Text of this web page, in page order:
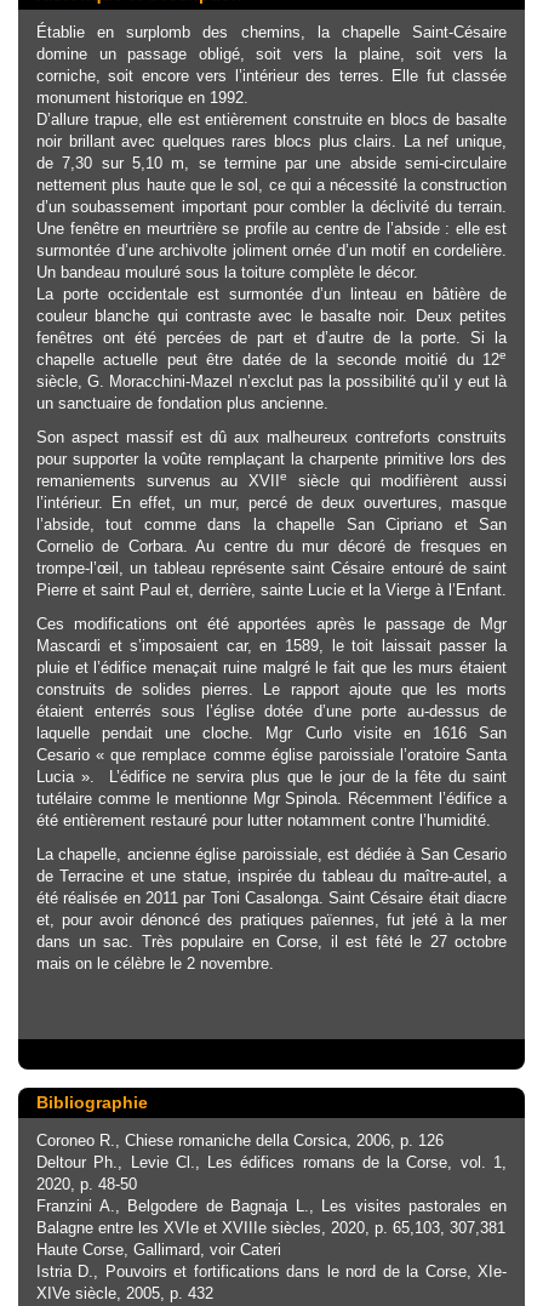
Établie en surplomb des chemins, la chapelle Saint-Césaire
domine un passage obligé, soit vers la plaine, soit vers la
corniche, soit encore vers l’intérieur des terres. Elle fut classée
monument historique en 1992.
D’allure trapue, elle est entièrement construite en blocs de basalte
noir brillant avec quelques rares blocs plus clairs. La nef unique,
de 7,30 sur 5,10 m, se termine par une abside semi-circulaire
nettement plus haute que le sol, ce qui a nécessité la construction
d’un soubassement important pour combler la déclivité du terrain.
Une fenêtre en meurtrière se profile au centre de l’abside : elle est
surmontée d’une archivolte joliment ornée d’un motif en cordelière.
Un bandeau mouluré sous la toiture complète le décor.
La porte occidentale est surmontée d’un linteau en bâtière de
couleur blanche qui contraste avec le basalte noir. Deux petites
fenêtres ont été percées de part et d’autre de la porte. Si la
chapelle actuelle peut être datée de la seconde moitié du 12e
siècle, G. Moracchini-Mazel n’exclut pas la possibilité qu’il y eut là
un sanctuaire de fondation plus ancienne.
Son aspect massif est dû aux malheureux contreforts construits
pour supporter la voûte remplaçant la charpente primitive lors des
remaniements survenus au XVIIe
siècle qui modifièrent aussi
l’intérieur. En effet, un mur, percé de deux ouvertures, masque
l’abside, tout comme dans la chapelle San Cipriano et San
Cornelio de Corbara. Au centre du mur décoré de fresques en
trompe-l’œil, un tableau représente saint Césaire entouré de saint
Pierre et saint Paul et, derrière, sainte Lucie et la Vierge à l’Enfant.
Ces modifications ont été apportées après le passage de Mgr
Mascardi et s’imposaient car, en 1589, le toit laissait passer la
pluie et l’édifice menaçait ruine malgré le fait que les murs étaient
construits de solides pierres. Le rapport ajoute que les morts
étaient enterrés sous l’église dotée d’une porte au-dessus de
laquelle pendait une cloche. Mgr Curlo visite en 1616 San
Cesario « que remplace comme église paroissiale l’oratoire Santa
Lucia ». L’édifice ne servira plus que le jour de la fête du saint
tutélaire comme le mentionne Mgr Spinola. Récemment l’édifice a
été entièrement restauré pour lutter notamment contre l’humidité.
La chapelle, ancienne église paroissiale, est dédiée à San Cesario
de Terracine et une statue, inspirée du tableau du maître-autel, a
été réalisée en 2011 par Toni Casalonga. Saint Césaire était diacre
et, pour avoir dénoncé des pratiques païennes, fut jeté à la mer
dans un sac. Très populaire en Corse, il est fêté le 27 octobre
mais on le célèbre le 2 novembre.
Bibliographie
Coroneo R., Chiese romaniche della Corsica, 2006, p. 126
Deltour Ph., Levie Cl., Les édifices romans de la Corse, vol. 1,
2020, p. 48-50
Franzini A., Belgodere de Bagnaja L., Les visites pastorales en
Balagne entre les XVIe et XVIIIe siècles, 2020, p. 65,103, 307,381
Haute Corse, Gallimard, voir Cateri
Istria D., Pouvoirs et fortifications dans le nord de la Corse, XIe-
XIVe siècle, 2005, p. 432